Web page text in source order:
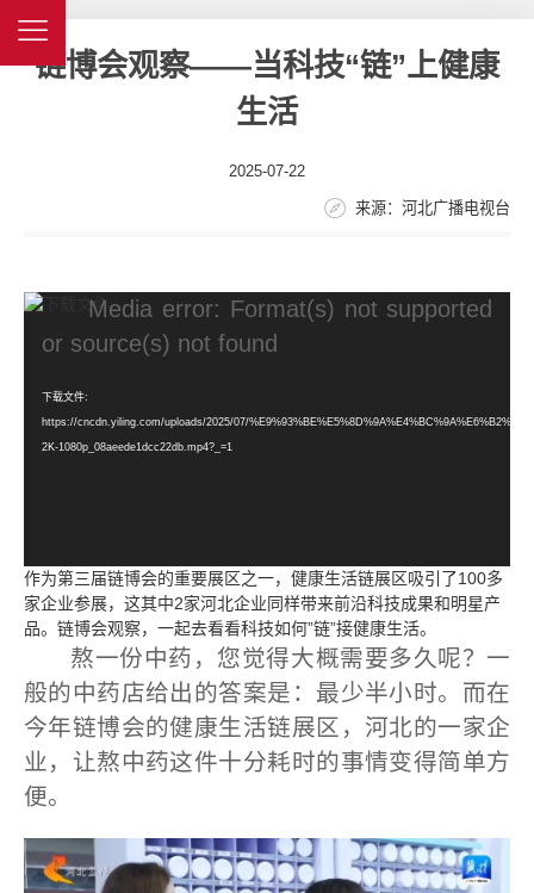
链博会观察——当科技“链”上健康
生活
2025-07-22
来源：河北广播电视台
视
播
Media error: Format(s) not supported
or source(s) not found
下载文件:
https://cncdn.yiling.com/uploads/2025/07/
2K-1080p_08aeede1dcc22db.mp4?_=1
作为第三届链博会的重要展区之一，健康生活链展区吸引了100多
家企业参展，这其中2家河北企业同样带来前沿科技成果和明星产
品。链博会观察，一起去看看科技如何”链”接健康生活。
熬一份中药，您觉得大概需要多久呢？一
般的中药店给出的答案是：最少半小时。而在
今年链博会的健康生活链展区，河北的一家企
业，让熬中药这件十分耗时的事情变得简单方
便。